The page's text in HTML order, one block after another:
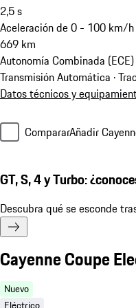
2,5s
Aceleración de 0 - 100 km/h
669 km
Autonomía Combinada (ECE)
Transmisión Automática ·
Datos técnicos y
CompararAñadir
GT, S, 4 y Turbo:
Descubra qué se esconde
Cayenne Coupe
Nuevo